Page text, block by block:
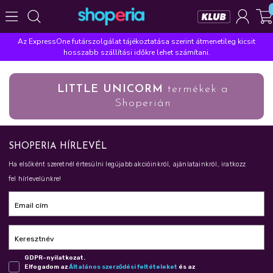
Népszerű kategóriák
Szépségápolás Élelmiszer Mosás Mosogatás
Takarítás Baba-mama Háztartás
Népszerű keresések
leukoplast
Az ExpressOne futárszolgálat tájékoztatása szerint átmenetileg kicsit
hosszabb szállítási időkre lehet számítani.
LITTLE UNICORM termékek a
Shoperián
SHOPERIA HÍRLEVÉL
Ha elsőként szeretnél értesülni legújabb akcióinkról, ajánlatainkról, iratkozz
fel hírlevelünkre!
Email cím
Keresztnév
GDPR-nyilatkozat.
Elfogadom azÁl­ta­lá­nos szer­ző­dé­si fel­té­te­le­ket és az